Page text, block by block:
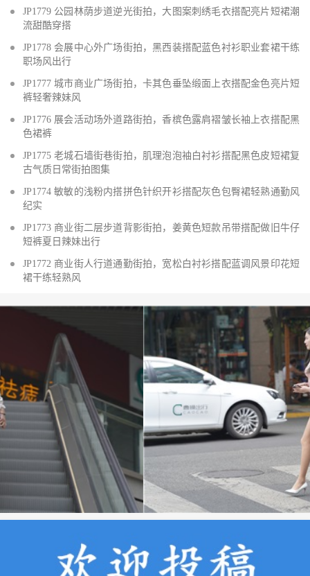
JP1779 公园林荫步道逆光街拍，大图案刺绣毛衣搭配亮片短裙潮
流甜酷穿搭
JP1778 会展中心外广场街拍，黑西装搭配蓝色衬衫职业套裙干练
职场风出行
JP1777 城市商业广场街拍，卡其色垂坠缎面上衣搭配金色亮片短
裤轻奢辣妹风
JP1776 展会活动场外道路街拍，香槟色露肩褶皱长袖上衣搭配黑
色裙裤
JP1775 老城石墙街巷街拍，肌理泡泡袖白衬衫搭配黑色皮短裙复
古气质日常街拍图集
JP1774 敏敏的浅粉内搭拼色针织开衫搭配灰色包臀裙轻熟通勤风
纪实
JP1773 商业街二层步道背影街拍，姜黄色短款吊带搭配做旧牛仔
短裤夏日辣妹出行
JP1772 商业街人行道通勤街拍，宽松白衬衫搭配蓝调风景印花短
裙干练轻熟风